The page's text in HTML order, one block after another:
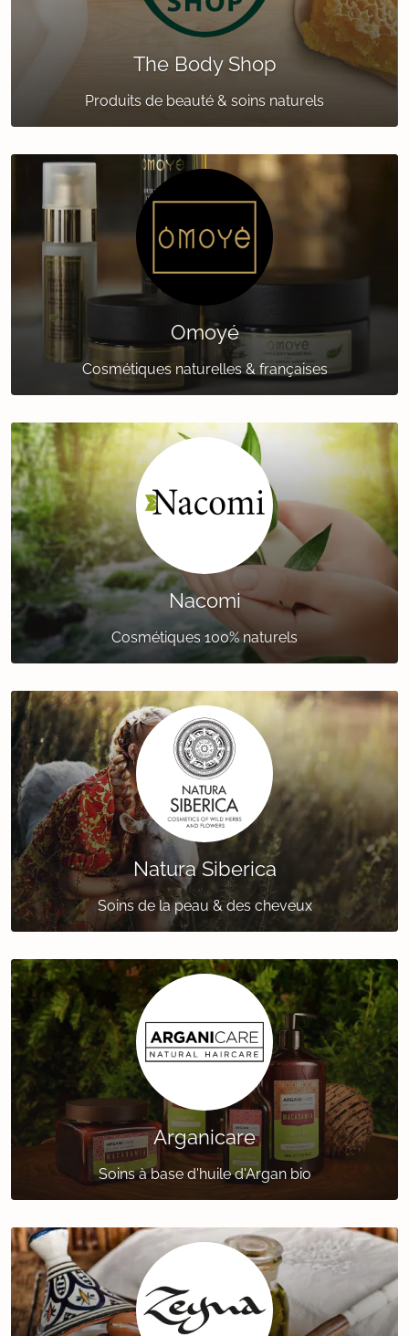
The Body Shop
Produits de beauté & soins naturels
Omoyé
Cosmétiques naturelles & françaises
Nacomi
Cosmétiques 100% naturels
Natura Siberica
Soins de la peau & des cheveux
Arganicare
Soins à base d'huile d'Argan bio